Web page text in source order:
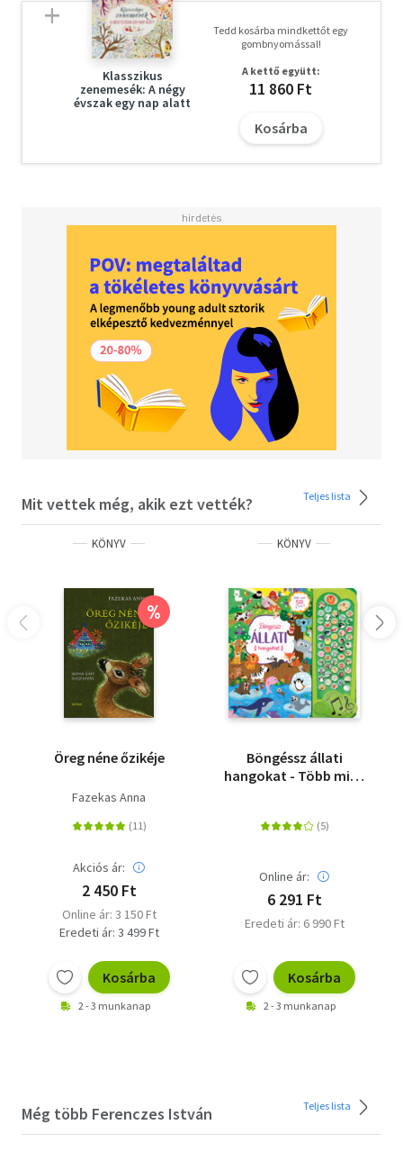
Klasszikus
zenemesék: A négy
évszak egy nap alatt
Tedd kosárba mindkettőt egy
gombnyomással!
A kettő együtt:
11 860 Ft
Kosárba
Mit vettek még, akik ezt vették? Teljes lista
KÖNYV
%
Öreg néne őzikéje
Fazekas Anna
Akciós ár:
2 450 Ft
Online ár: 3 150 Ft
Eredeti ár: 3 499 Ft
Kosárba
2 - 3 munkanap
KÖNYV
Böngéssz állati
hangokat - Több mint
Online ár:
6 291 Ft
Eredeti ár: 6 990 Ft
Kosárba
2 - 3 munkanap
Még több Ferenczes István Teljes lista